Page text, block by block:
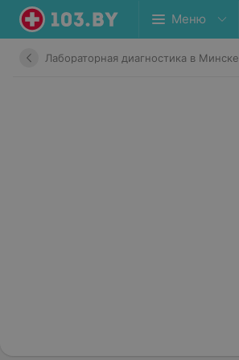
Меню
Лабораторная диагностика в Минске